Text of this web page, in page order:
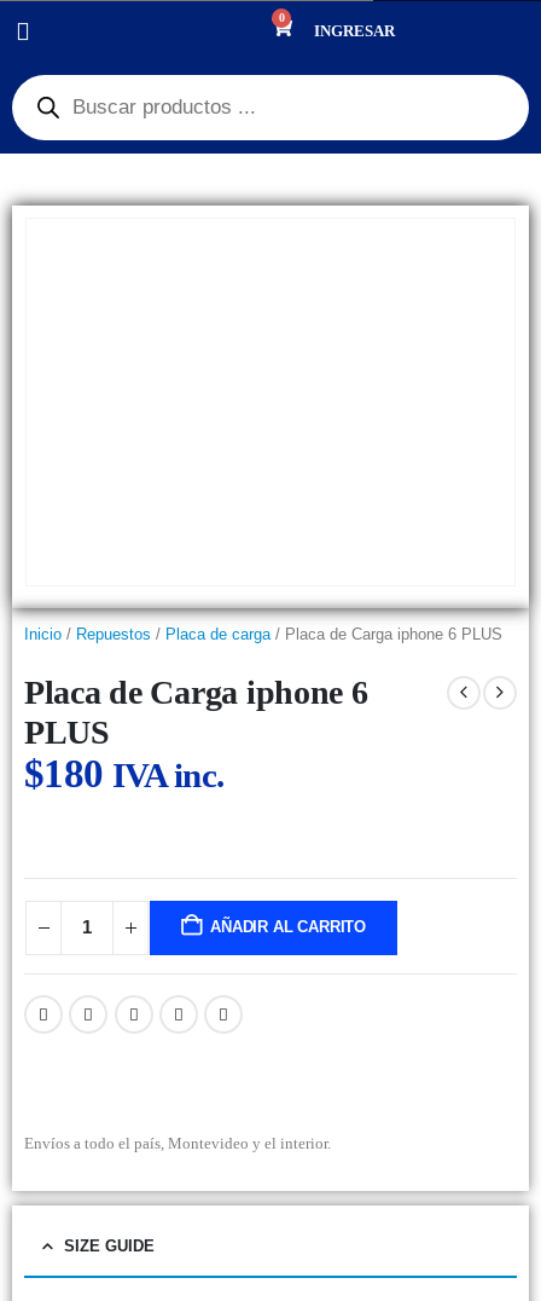
0
INGRESAR
PLACA DE CARGA
Inicio / Repuestos / Placa de carga/ Placa de Carga iphone 6 PLUS
Placa de Carga iphone 6
PLUS
$180 IVA inc.
AÑADIR AL CARRITO
Envíos a todo el país, Montevideo y el interior.
SIZE GUIDE